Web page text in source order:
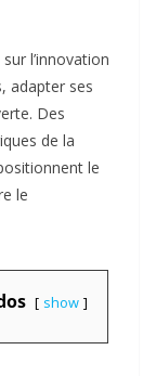
l’innovation
adapter ses
Des
de la
le
le
show